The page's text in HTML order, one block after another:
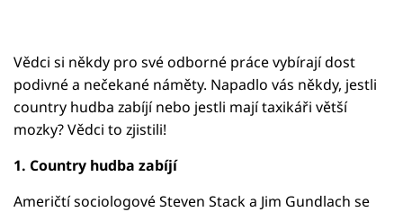
Vědci si někdy pro své odborné práce vybírají dost
podivné a nečekané náměty. Napadlo vás někdy, jestli
country hudba zabíjí nebo jestli mají taxikáři větší
mozky? Vědci to zjistili!
1. Country hudba zabíjí
Američtí sociologové Steven Stack a Jim Gundlach se